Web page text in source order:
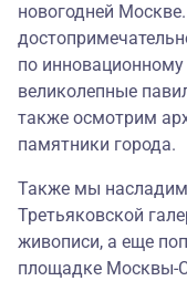
новогодней
по
великолепные
также осмотрим
памятники города.
Также мы
Третьяковской
живописи, а еще
площадке Москвы-